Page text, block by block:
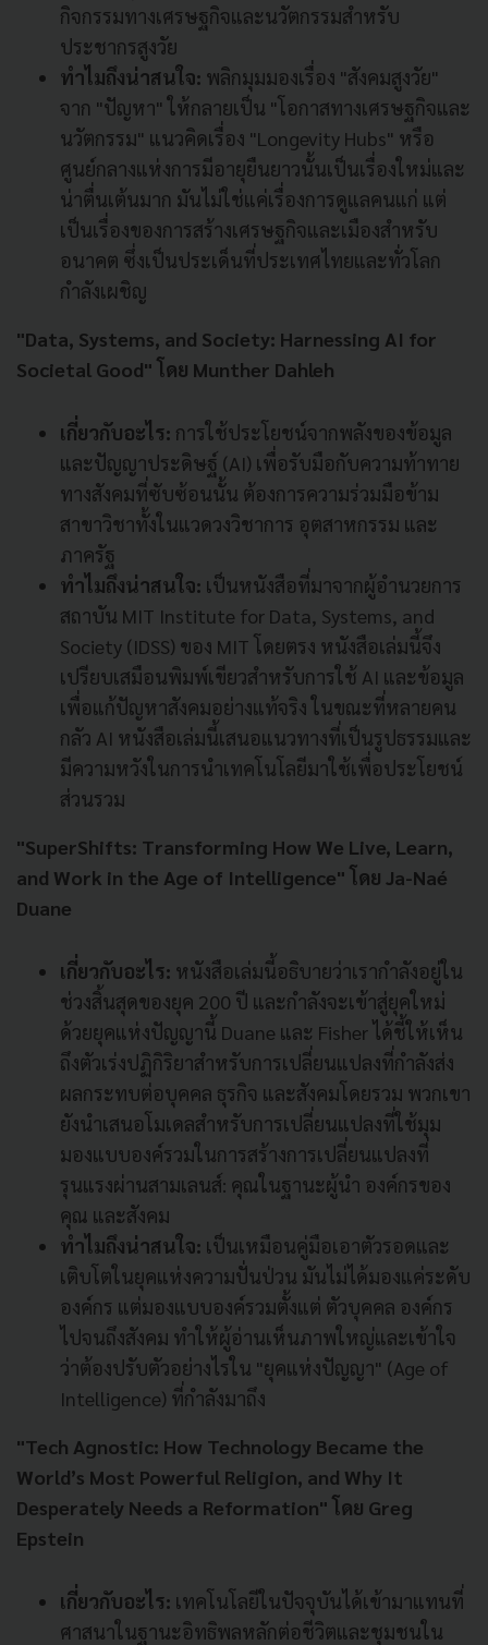
กิจกรรมทางเศรษฐกิจและนวัตกรรมสำหรับ
ประชากรสูงวัย
ทำไมถึงน่าสนใจ: พลิกมุมมองเรื่อง "สังคมสูงวัย"
จาก "ปัญหา" ให้กลายเป็น "โอกาสทางเศรษฐกิจและ
นวัตกรรม" แนวคิดเรื่อง "Longevity Hubs" หรือ
ศูนย์กลางแห่งการมีอายุยืนยาวนั้นเป็นเรื่องใหม่และ
น่าตื่นเต้นมาก มันไม่ใช่แค่เรื่องการดูแลคนแก่ แต่
เป็นเรื่องของการสร้างเศรษฐกิจและเมืองสำหรับ
อนาคต ซึ่งเป็นประเด็นที่ประเทศไทยและทั่วโลก
กำลังเผชิญ
"Data, Systems, and Society: Harnessing AI for
Societal Good" โดย Munther Dahleh
เกี่ยวกับอะไร: การใช้ประโยชน์จากพลังของข้อมูล
และปัญญาประดิษฐ์ (AI) เพื่อรับมือกับความท้าทาย
ทางสังคมที่ซับซ้อนนั้น ต้องการความร่วมมือข้าม
สาขาวิชาทั้งในแวดวงวิชาการ อุตสาหกรรม และ
ภาครัฐ
ทำไมถึงน่าสนใจ: เป็นหนังสือที่มาจากผู้อำนวยการ
สถาบัน MIT Institute for Data, Systems, and
Society (IDSS) ของ MIT โดยตรง หนังสือเล่มนี้จึง
เปรียบเสมือนพิมพ์เขียวสำหรับการใช้ AI และข้อมูล
เพื่อแก้ปัญหาสังคมอย่างแท้จริง ในขณะที่หลายคน
กลัว AI หนังสือเล่มนี้เสนอแนวทางที่เป็นรูปธรรมและ
มีความหวังในการนำเทคโนโลยีมาใช้เพื่อประโยชน์
ส่วนรวม
"SuperShifts: Transforming How We Live, Learn,
and Work in the Age of Intelligence" โดย Ja-Naé
Duane
เกี่ยวกับอะไร: หนังสือเล่มนี้อธิบายว่าเรากำลังอยู่ใน
ช่วงสิ้นสุดของยุค 200 ปี และกำลังจะเข้าสู่ยุคใหม่
ด้วยยุคแห่งปัญญานี้ Duane และ Fisher ได้ชี้ให้เห็น
ถึงตัวเร่งปฏิกิริยาสำหรับการเปลี่ยนแปลงที่กำลังส่ง
ผลกระทบต่อบุคคล ธุรกิจ และสังคมโดยรวม พวกเขา
ยังนำเสนอโมเดลสำหรับการเปลี่ยนแปลงที่ใช้มุม
มองแบบองค์รวมในการสร้างการเปลี่ยนแปลงที่
รุนแรงผ่านสามเลนส์: คุณในฐานะผู้นำ องค์กรของ
คุณ และสังคม
ทำไมถึงน่าสนใจ: เป็นเหมือนคู่มือเอาตัวรอดและ
เติบโตในยุคแห่งความปั่นป่วน มันไม่ได้มองแค่ระดับ
องค์กร แต่มองแบบองค์รวมตั้งแต่ ตัวบุคคล องค์กร
ไปจนถึงสังคม ทำให้ผู้อ่านเห็นภาพใหญ่และเข้าใจ
ว่าต้องปรับตัวอย่างไรใน "ยุคแห่งปัญญา" (Age of
Intelligence) ที่กำลังมาถึง
"Tech Agnostic: How Technology Became the
World’s Most Powerful Religion, and Why It
Desperately Needs a Reformation" โดย Greg
Epstein
เกี่ยวกับอะไร: เทคโนโลยีในปัจจุบันได้เข้ามาแทนที่
ศาสนาในฐานะอิทธิพลหลักต่อชีวิตและชุมชนใน